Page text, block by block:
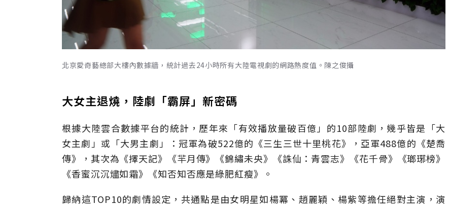
北京愛奇藝總部大樓內數據牆，統計過去24小時所有大陸電視劇的網路熱度值。陳之俊攝
大女主退燒，陸劇「霸屏」新密碼
根據大陸雲合數據平台的統計，歷年來「有效播放量破百億」的10部陸劇，幾乎皆是「大
女主劇」或「大男主劇」：冠軍為破522億的《三生三世十里桃花》，亞軍488億的《楚喬
傳》，其次為《擇天記》《羋月傳》《錦繡未央》《誅仙：青雲志》《花千骨》《瑯琊榜》
《香蜜沉沉燼如霜》《知否知否應是綠肥紅瘦》。
歸納這TOP10的劇情設定，共通點是由女明星如楊冪、趙麗穎、楊紫等擔任絕對主演，演